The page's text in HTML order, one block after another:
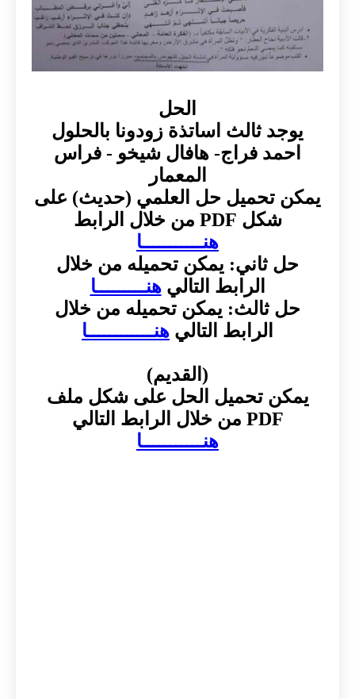
الحل
يوجد ثالث اساتذة زودونا بالحلول
احمد فراج- هافال شيخو - فراس
المعمار
يمكن تحميل حل العلمي (حديث) على
شكل PDF من خلال الرابط
هنـــــــــــا
حل ثاني: يمكن تحميله من خلال
الرابط التاليهنـــــــــا
حل ثالث: يمكن تحميله من خلال
الرابط التالي هنــــــــــــا
(القديم)
يمكن تحميل الحل على شكل ملف
PDF من خلال الرابط التالي
هنـــــــــــا